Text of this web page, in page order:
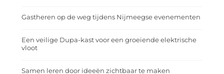
Gastheren op de weg tijdens Nijmeegse evenementen
Een veilige Dupa-kast voor een groeiende elektrische
vloot
Samen leren door ideeën zichtbaar te maken